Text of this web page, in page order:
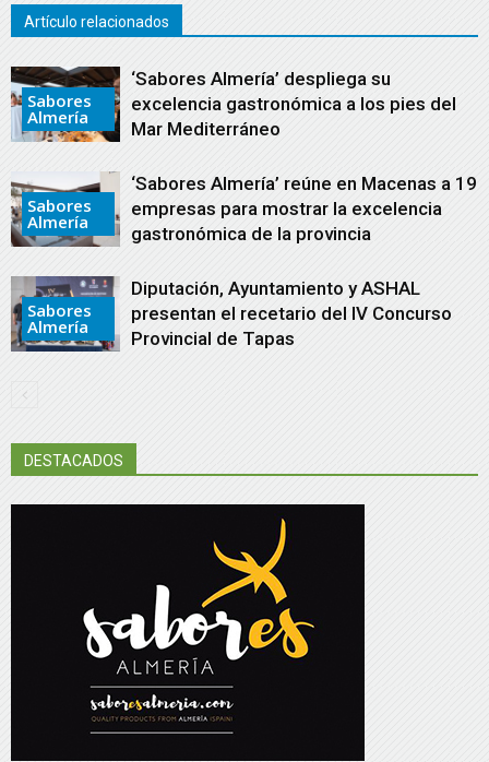
Artículo relacionados
Sabores
Almería
‘Sabores Almería’ despliega su
excelencia gastronómica a los pies del
Mar Mediterráneo
Sabores
Almería
‘Sabores Almería’ reúne en Macenas a 19
empresas para mostrar la excelencia
gastronómica de la provincia
Sabores
Almería
Diputación, Ayuntamiento y ASHAL
presentan el recetario del IV Concurso
Provincial de Tapas
DESTACADOS